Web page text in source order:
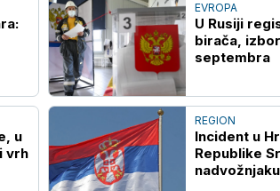
EVROPA
U Rusiji
birača,
septembra
u
vrh
REGION
Incident u
Republike